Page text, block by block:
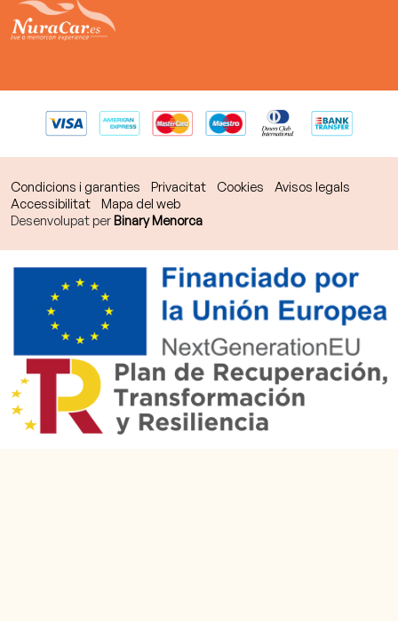
Condicions i garanties Privacitat Cookies
Avisos legals
Accessibilitat
Mapa del web
Desenvolupat per Binary Menorca